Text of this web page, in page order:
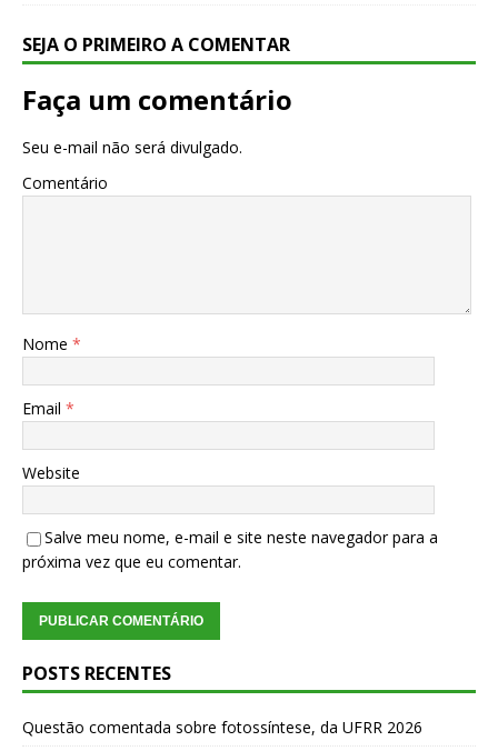
SEJA O PRIMEIRO A COMENTAR
Faça um comentário
Seu e-mail não será divulgado.
Comentário
Nome *
Email *
Website
Salve meu nome, e-mail e site neste navegador para a
próxima vez que eu comentar.
POSTS RECENTES
Questão comentada sobre fotossíntese, da UFRR 2026